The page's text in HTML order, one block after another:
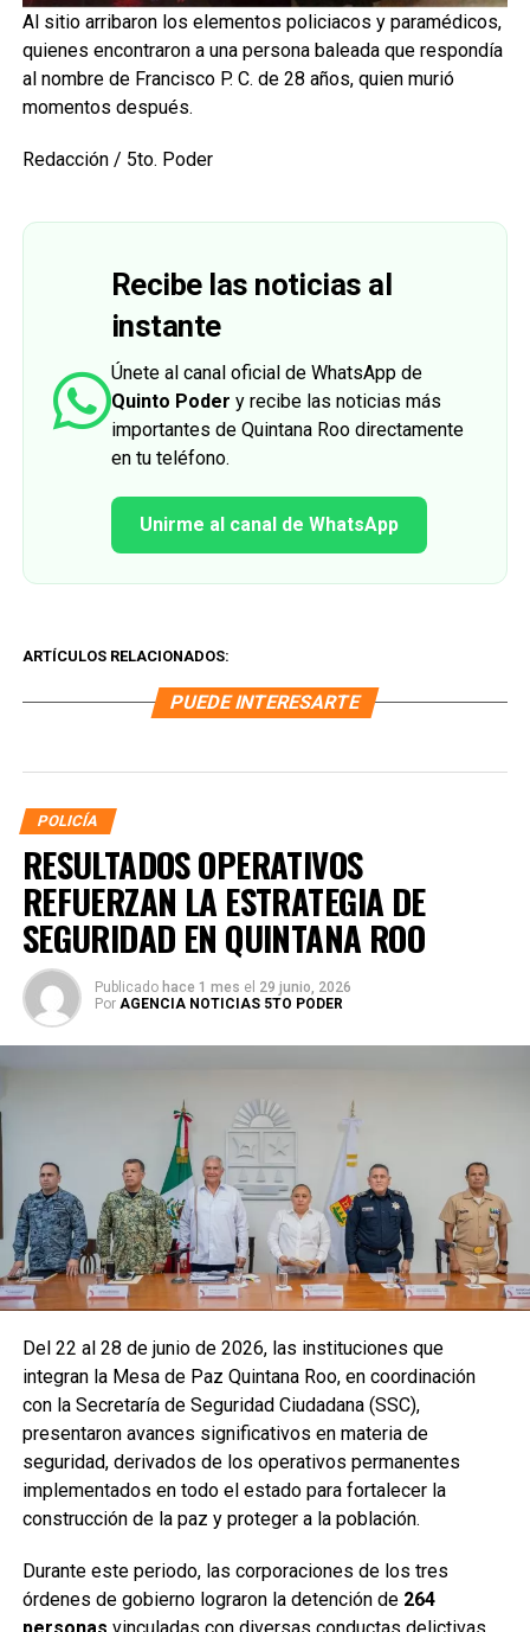
Al sitio arribaron los elementos policiacos y paramédicos,
quienes encontraron a una persona baleada que respondía
al nombre de Francisco P. C. de 28 años, quien murió
momentos después.
Redacción / 5to. Poder
Recibe las noticias al
instante
Únete al canal oficial de WhatsApp de
Quinto Poder y recibe las noticias más
importantes de Quintana Roo directamente
en tu teléfono.
Unirme al canal de WhatsApp
ARTÍCULOS RELACIONADOS:
PUEDE INTERESARTE
POLICÍA
RESULTADOS OPERATIVOS
REFUERZAN LA ESTRATEGIA DE
SEGURIDAD EN QUINTANA ROO
Publicado hace 1 mes el 29 junio, 2026
Por AGENCIA NOTICIAS 5TO PODER
Del 22 al 28 de junio de 2026, las instituciones que
integran la Mesa de Paz Quintana Roo, en coordinación
con la Secretaría de Seguridad Ciudadana (SSC),
presentaron avances significativos en materia de
seguridad, derivados de los operativos permanentes
implementados en todo el estado para fortalecer la
construcción de la paz y proteger a la población.
Durante este periodo, las corporaciones de los tres
órdenes de gobierno lograron la detención de 264